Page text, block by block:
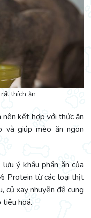
thích ăn
kết hợp với thức ăn
và giúp mèo ăn ngon
ý khẩu phần ăn của
Protein từ các loại thịt
củ xay nhuyễn để cung
tiêu hoá.